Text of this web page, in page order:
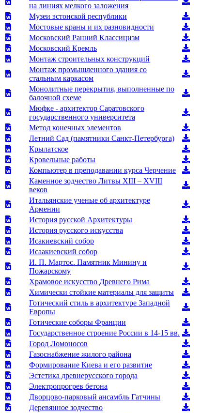
на линиях мелкого заложения
Музеи эстонской республики
Мостовые краны и их разновидности
Московский Ранний Классицизм
Московский Кремль
Монтаж строительных конструкций
Монтаж промышленного здания со
стальным каркасом
Монолитные перекрытия, выполненные по
балочной схеме
Мюфке - архитектор Саратовского
государственного университета
Метод конечных элементов
Летний Сад (памятники Санкт-Петербурга)
Крылатское
Кровельные работы
Компьютер в преподавании курса Черчение
Каменное зодчество Литвы XIII – XVIII
веков
Итальянские ученые об архитектуре
Армении
История русской Архитектуры
История русского искусства
Исакиевский собор
Исаакиевский собор
И. П. Мартос. Памятник Минину и
Пожарскому
Храмовое искусство Древнего Рима
Химически стойкие материалы для защиты
Готический стиль в архитектуре Западной
Европы
Готические соборы Франции
Государственное строение России в 14-15 вв.
Город Ломоносов
Газоснабжение жилого района
Формирование Киева и его развитие
Эстетика древнерусского города
Электропрогрев бетона
Дворцово-парковый ансамбль Гатчины
Деревянное зодчество